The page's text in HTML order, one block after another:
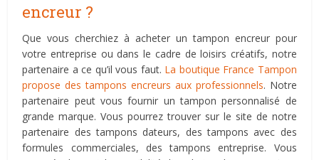
encreur ?
Que vous cherchiez à acheter un tampon encreur pour
votre entreprise ou dans le cadre de loisirs créatifs, notre
partenaire a ce qu’il vous faut. La boutique France Tampon
propose des tampons encreurs aux professionnels. Notre
partenaire peut vous fournir un tampon personnalisé de
grande marque. Vous pourrez trouver sur le site de notre
partenaire des tampons dateurs, des tampons avec des
formules commerciales, des tampons entreprise. Vous